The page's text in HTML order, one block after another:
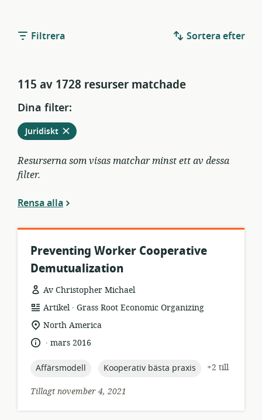
Filtrera Sortera efter
115 av 1728 resurser matchade
Dina filter:
Ta
bort
Juridisktfrån
aktuella
Resurserna som visas matchar minst ett av dessa
filter.
Rensa alla
Preventing Worker Cooperative
Demutualization
Av Christopher Michael
resursformat:
Artikel .
utgivare:
Grass Root Economic Organizing
relevant
North America
språk:
.
publiceringsdatum:
mars 2016
topic:
Affärsmodell topic:
Kooperativ bästa praxis
+2 till
Tillagt november 4, 2021